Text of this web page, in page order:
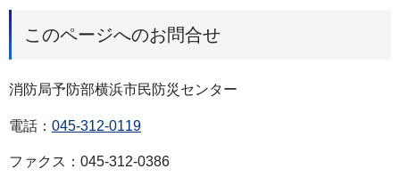
このページへのお問合せ
消防局予防部横浜市民防災センター
電話： 045-312-0119
ファクス：045-312-0386